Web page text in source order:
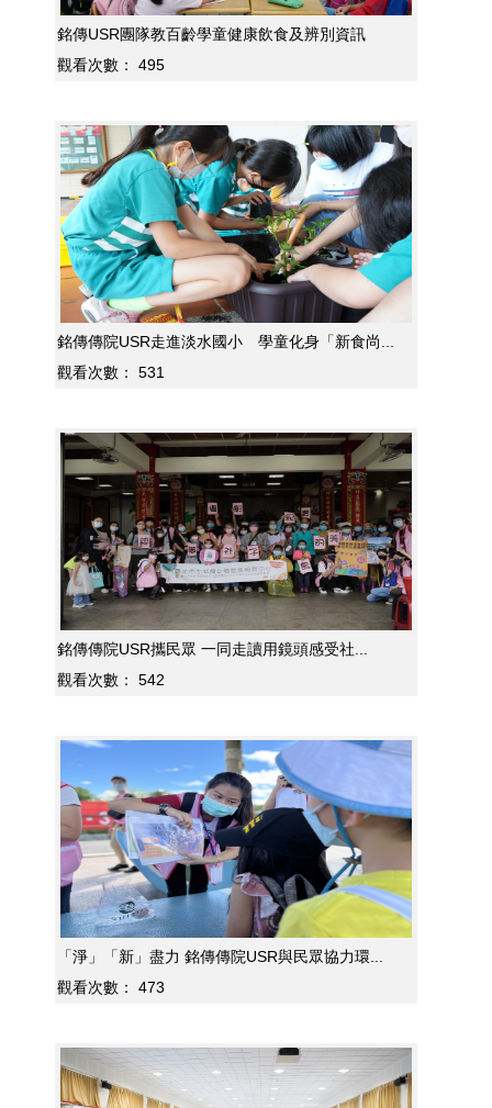
銘傳USR團隊教百齡學童健康飲食及辨別資訊
觀看次數：
495
銘傳傳院USR走進淡水國小 學童化身「新食尚...
觀看次數：
531
銘傳傳院USR攜民眾 一同走讀用鏡頭感受社...
觀看次數：
542
「淨」「新」盡力 銘傳傳院USR與民眾協力環...
觀看次數：
473